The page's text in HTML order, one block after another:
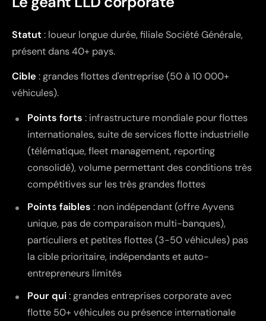
Statut: loueur longue durée, filiale Société Générale,
présent dans 40+ pays.
Cible : grandes flottes d'entreprise (50 à 10 000+
véhicules).
Points forts : infrastructure mondiale pour flottes
internationales, suite de services flotte industrielle
(télématique, fleet management, reporting
consolidé), volume permettant des conditions très
compétitives sur les très grandes flottes
Points faibles : non indépendant (offre Ayvens
unique, pas de comparaison multi-banques),
particuliers et petites flottes (3-50 véhicules) pas
la cible prioritaire, indépendants et auto-
entrepreneurs limités
Pour qui: grandes entreprises corporate avec
flotte 50+ véhicules ou présence internationale